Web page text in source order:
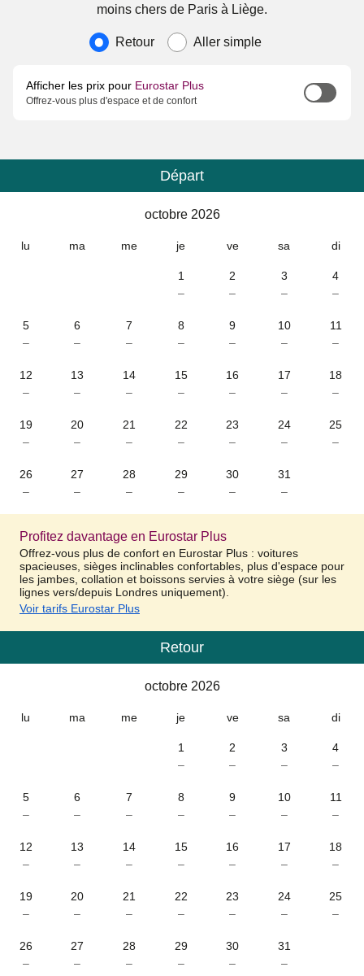
moins chers de Paris à Liège.
Type de voyage
Retour Aller simple
Afficher les prix pour Eurostar Plus
Offrez-vous plus d'espace et de confort
Calendrier
Départ
octobre 2026
lu ma me je ve sa di
1
–
2
–
3
–
4
–
5
–
6
–
7
–
8
–
9
–
10
–
11
–
12
–
13
–
14
–
15
–
16
–
17
–
18
–
19
–
20
–
21
–
22
–
23
–
24
–
25
–
26
–
27
–
28
–
29
–
30
–
31
–
Profitez davantage en Eurostar Plus
Offrez-vous plus de confort en Eurostar Plus : voitures
spacieuses, sièges inclinables confortables, plus d'espace pour
les jambes, collation et boissons servies à votre siège (sur les
lignes vers/depuis Londres uniquement).
Voir tarifs Eurostar Plus
Calendrier
Retour
octobre 2026
lu ma me je ve sa di
1
–
2
–
3
–
4
–
5
–
6
–
7
–
8
–
9
–
10
–
11
–
12
–
13
–
14
–
15
–
16
–
17
–
18
–
19
–
20
–
21
–
22
–
23
–
24
–
25
–
26
–
27
–
28
–
29
–
30
–
31
–